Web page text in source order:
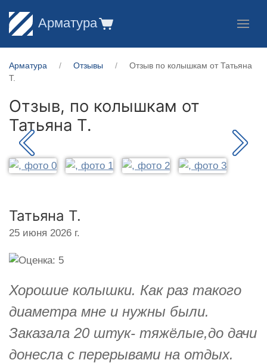
Арматура
Арматура Отзывы
Отзыв по колышкам от Татьяна
Т.
Отзыв, по колышкам от
Татьяна Т.
Татьяна Т.
25 июня 2026 г.
Хорошие колышки. Как раз такого
диаметра мне и нужны были.
Заказала 20 штук- тяжёлые,до дачи
донесла с перерывами на отдых.